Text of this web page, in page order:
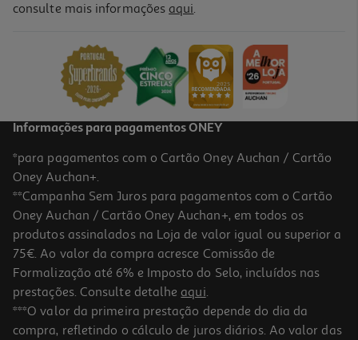
Colchão De Espuma Colreis Viscoelástico E Antiácaros 118x58cm
94,29 €
5.0
Colchão Rolinho Para Cama De Viagem Colreis 1.18x0.58cm
Modelos Sortidos
22.99 €/un
consulte mais informações aqui.
Informações para pagamentos ONEY
*para pagamentos com o Cartão Oney Auchan / Cartão
Oney Auchan+.
**Campanha Sem Juros para pagamentos com o Cartão
Oney Auchan / Cartão Oney Auchan+, em todos os
produtos assinalados na Loja de valor igual ou superior a
75€. Ao valor da compra acresce Comissão de
Formalização até 6% e Imposto do Selo, incluídos nas
prestações. Consulte detalhe aqui.
***O valor da primeira prestação depende do dia da
compra, refletindo o cálculo de juros diários. Ao valor das